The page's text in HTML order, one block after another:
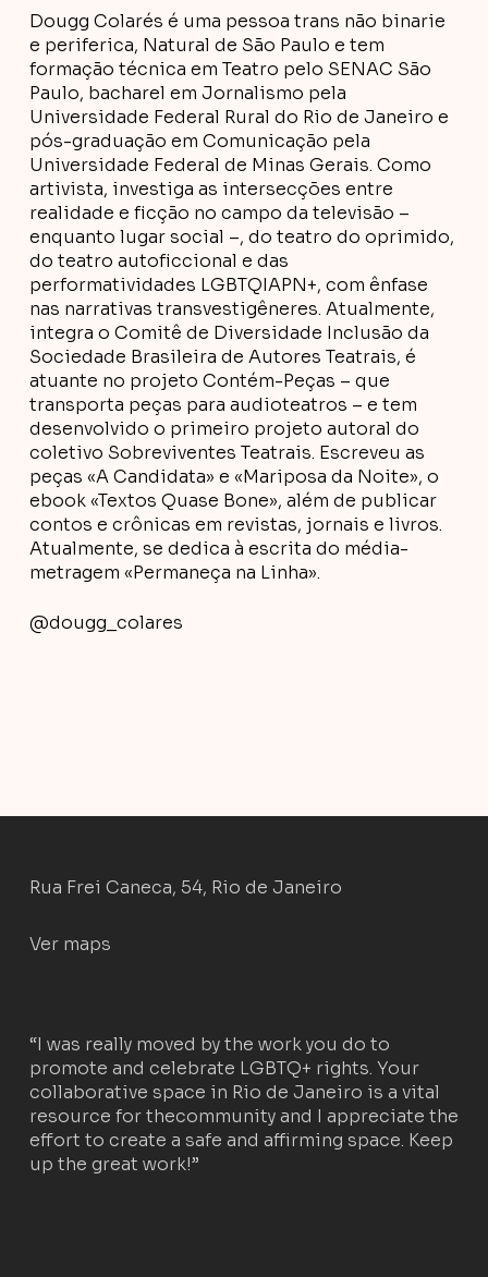
Dougg Colarés é uma pessoa trans não binarie
e periferica, Natural de São Paulo e tem
formação técnica em Teatro pelo SENAC São
Paulo, bacharel em Jornalismo pela
Universidade Federal Rural do Rio de Janeiro e
pós-graduação em Comunicação pela
Universidade Federal de Minas Gerais. Como
artivista, investiga as intersecções entre
realidade e ficção no campo da televisão –
enquanto lugar social –, do teatro do oprimido,
do teatro autoficcional e das
performatividades LGBTQIAPN+, com ênfase
nas narrativas transvestigêneres. Atualmente,
integra o Comitê de Diversidade Inclusão da
Sociedade Brasileira de Autores Teatrais, é
atuante no projeto Contém-Peças – que
transporta peças para audioteatros – e tem
desenvolvido o primeiro projeto autoral do
coletivo Sobreviventes Teatrais. Escreveu as
peças «A Candidata» e «Mariposa da Noite», o
ebook «Textos Quase Bone», além de publicar
contos e crônicas em revistas, jornais e livros.
Atualmente, se dedica à escrita do média-
metragem «Permaneça na Linha».
@dougg_colares
Rua Frei Caneca, 54, Rio de Janeiro
Ver maps
“I was really moved by the work you do to
promote and celebrate LGBTQ+ rights. Your
collaborative space in Rio de Janeiro is a vital
resource for thecommunity and I appreciate the
effort to create a safe and affirming space. Keep
up the great work!”